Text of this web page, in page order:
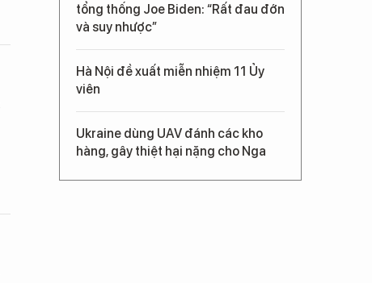
tổng thống Joe Biden: “Rất đau đớn
và suy nhược”
Hà Nội đề xuất miễn nhiệm 11 Ủy
viên
Ukraine dùng UAV đánh các kho
hàng, gây thiệt hại nặng cho Nga